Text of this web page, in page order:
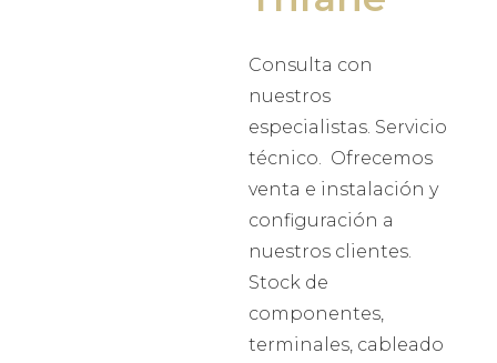
Consulta con
nuestros
especialistas. Servicio
técnico. Ofrecemos
venta e instalación y
configuración a
nuestros clientes.
Stock de
componentes,
terminales, cableado